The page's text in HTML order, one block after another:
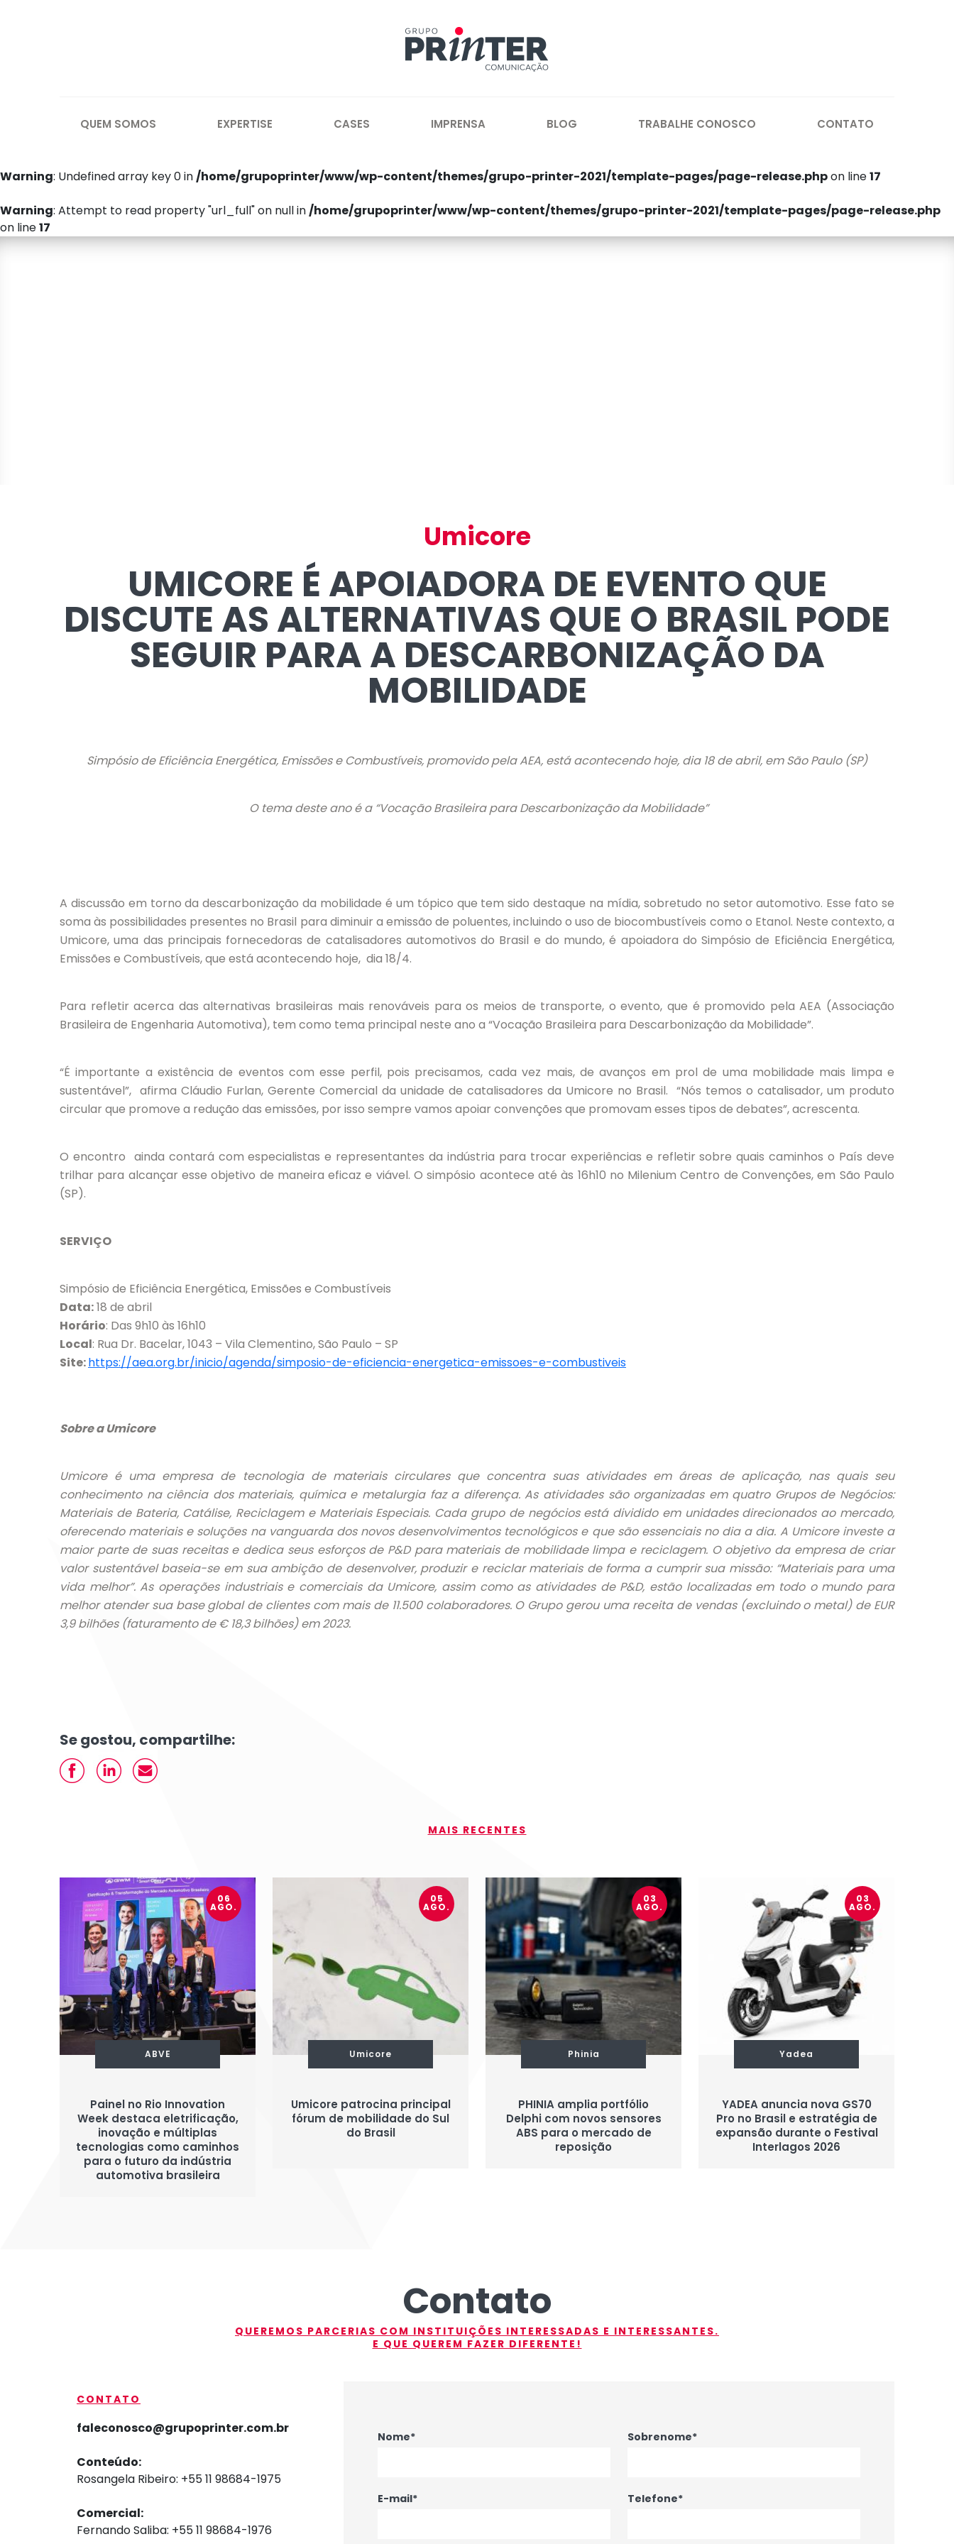
QUEM SOMOS EXPERTISE CASES IMPRENSA BLOG TRABALHE CONOSCO CONTATO
Warning: Undefined array key 0 in/home/grupoprinter/www/wp-content/themes/grupo-printer-2021/template-pages/page-release.phpon line17
Warning: Attempt to read property "url_full" on null in/home/grupoprinter/www/wp-content/themes/grupo-printer-2021/template-pages/page-release.php
on line17
Umicore
UMICORE É APOIADORA DE EVENTO QUE
DISCUTE AS ALTERNATIVAS QUE O BRASIL PODE
SEGUIR PARA A DESCARBONIZAÇÃO DA
MOBILIDADE
Simpósio de Eficiência Energética, Emissões e Combustíveis, promovido pela AEA, está acontecendo hoje, dia 18 de abril, em São Paulo (SP)
O tema deste ano é a “Vocação Brasileira para Descarbonização da Mobilidade”
A discussão em torno da descarbonização da mobilidade é um tópico que tem sido destaque na mídia, sobretudo no setor automotivo. Esse fato se
soma às possibilidades presentes no Brasil para diminuir a emissão de poluentes, incluindo o uso de biocombustíveis como o Etanol. Neste contexto, a
Umicore, uma das principais fornecedoras de catalisadores automotivos do Brasil e do mundo, é apoiadora do Simpósio de Eficiência Energética,
Emissões e Combustíveis, que está acontecendo hoje, dia 18/4.
Para refletir acerca das alternativas brasileiras mais renováveis para os meios de transporte, o evento, que é promovido pela AEA (Associação
Brasileira de Engenharia Automotiva), tem como tema principal neste ano a “Vocação Brasileira para Descarbonização da Mobilidade”.
“É importante a existência de eventos com esse perfil, pois precisamos, cada vez mais, de avanços em prol de uma mobilidade mais limpa e
sustentável”, afirma Cláudio Furlan, Gerente Comercial da unidade de catalisadores da Umicore no Brasil. “Nós temos o catalisador, um produto
circular que promove a redução das emissões, por isso sempre vamos apoiar convenções que promovam esses tipos de debates”, acrescenta.
O encontro ainda contará com especialistas e representantes da indústria para trocar experiências e refletir sobre quais caminhos o País deve
trilhar para alcançar esse objetivo de maneira eficaz e viável. O simpósio acontece até às 16h10 no Milenium Centro de Convenções, em São Paulo
(SP).
SERVIÇO
Simpósio de Eficiência Energética, Emissões e Combustíveis
Data:18 de abril
Horário: Das 9h10 às 16h10
Local: Rua Dr. Bacelar, 1043 – Vila Clementino, São Paulo – SP
Site:https://aea.org.br/inicio/agenda/simposio-de-eficiencia-energetica-emissoes-e-combustiveis
Sobre a Umicore
Umicore é uma empresa de tecnologia de materiais circulares que concentra suas atividades em áreas de aplicação, nas quais seu
conhecimento na ciência dos materiais, química e metalurgia faz a diferença. As atividades são organizadas em quatro Grupos de Negócios:
Materiais de Bateria, Catálise, Reciclagem e Materiais Especiais. Cada grupo de negócios está dividido em unidades direcionados ao mercado,
oferecendo materiais e soluções na vanguarda dos novos desenvolvimentos tecnológicos e que são essenciais no dia a dia. A Umicore investe a
maior parte de suas receitas e dedica seus esforços de P&D para materiais de mobilidade limpa e reciclagem. O objetivo da empresa de criar
valor sustentável baseia-se em sua ambição de desenvolver, produzir e reciclar materiais de forma a cumprir sua missão: “Materiais para uma
vida melhor”. As operações industriais e comerciais da Umicore, assim como as atividades de P&D, estão localizadas em todo o mundo para
melhor atender sua base global de clientes com mais de 11.500 colaboradores. O Grupo gerou uma receita de vendas (excluindo o metal) de EUR
3,9 bilhões (faturamento de € 18,3 bilhões) em 2023.
Se gostou, compartilhe:
MAIS RECENTES
06
AGO.
ABVE
Painel no Rio Innovation
Week destaca eletrificação,
inovação e múltiplas
tecnologias como caminhos
para o futuro da indústria
automotiva brasileira
05
AGO.
Umicore
Umicore patrocina principal
fórum de mobilidade do Sul
do Brasil
03
AGO.
Phinia
PHINIA amplia portfólio
Delphi com novos sensores
ABS para o mercado de
reposição
03
AGO.
Yadea
YADEA anuncia nova GS70
Pro no Brasil e estratégia de
expansão durante o Festival
Interlagos 2026
Contato
QUEREMOS PARCERIAS COM INSTITUIÇÕES INTERESSADAS E INTERESSANTES.
E QUE QUEREM FAZER DIFERENTE!
CONTATO
faleconosco@grupoprinter.com.br
Conteúdo:
Rosangela Ribeiro: +55 11 98684-1975
Comercial:
Fernando Saliba: +55 11 98684-1976
Nome* Sobrenome*
E-mail* Telefone*